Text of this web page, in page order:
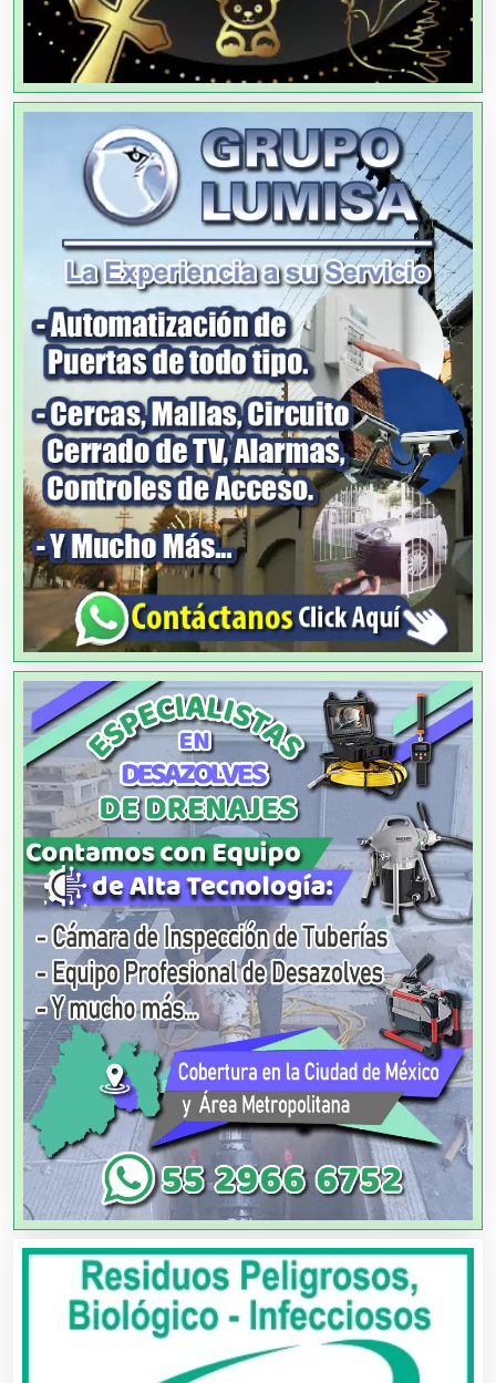
Alarmas
Albercas
Alimentos
Almacenaje
Alquiler de Autos
Alquiler de Equipos para Fiestas
Alquiler de Sillas y Mesas
Alquiler de Trajes de Etiqueta
Alta Costura
Aluminio
Ambulancias
Análisis Clínicos
Análisis de Aguas
Animadores de Eventos
Aparatos y Equipos Eléctricos
Arquitectos
Artes Gráficas